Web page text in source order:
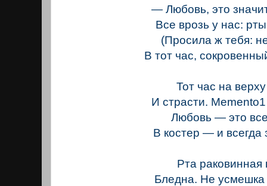
— Любовь, это
Все врозь у нас:
(Просила ж тебя:
В тот час,
Тот час на
И страсти.
Любовь — это
В костер — и всегда
Рта
Бледна. Не